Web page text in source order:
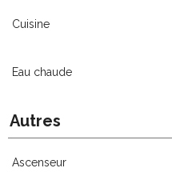
Cuisine
Eau chaude
Autres
Ascenseur